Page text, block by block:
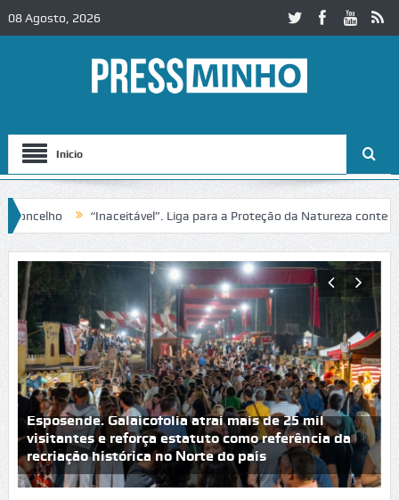
08 Agosto, 2026
Início
Liga para a Proteção da Natureza contesta passagem da Volta a
do Castelo de Cerveira assegura financiamento para restauro integral
PS questiona Governo sobre funcionamento das
urgências da ULS de Braga